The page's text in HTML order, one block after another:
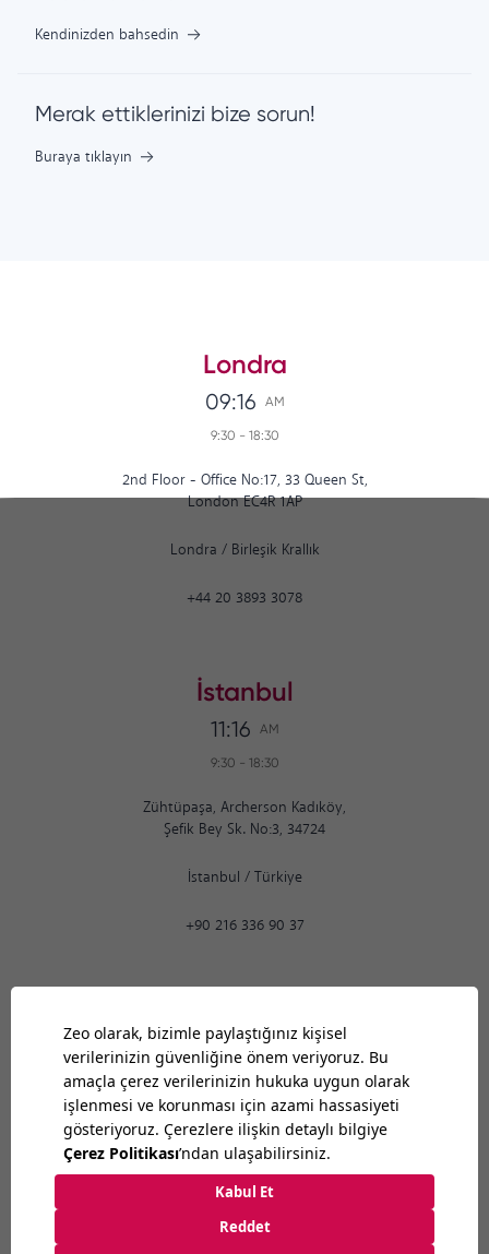
Kendinizden bahsedin
Merak ettiklerinizi bize sorun!
Buraya tıklayın
Londra
09:16 AM
9:30 - 18:30
2nd Floor - Office No:17, 33 Queen St,
London EC4R 1AP
Londra / Birleşik Krallık
+44 20 3893 3078
İstanbul
11:16 AM
9:30 - 18:30
Zühtüpaşa, Archerson Kadıköy,
Şefik Bey Sk. No:3, 34724
İstanbul / Türkiye
+90 216 336 90 37
11:16 AM
9:30-18:30
Bilkent Cyberpark 1606. Cad.
Cyberplaza B Blok, No: 401 Ankara 06800